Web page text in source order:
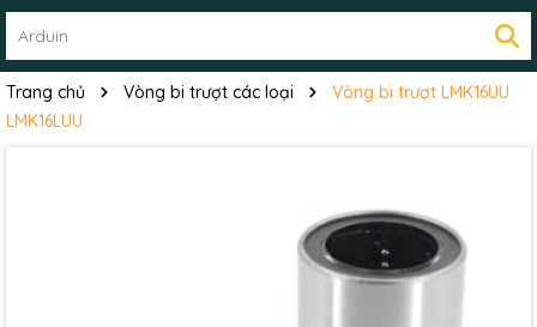
Trang chủ Vòng bi trượt các loại
Vòng bi trượt LMK16UU
LMK16LUU